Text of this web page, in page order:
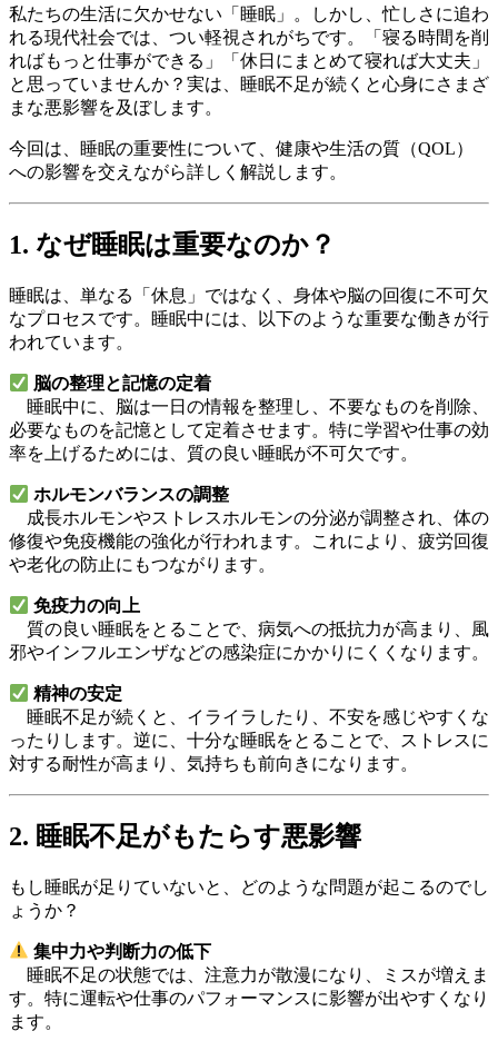
私たちの生活に欠かせない「睡眠」。しかし、忙しさに追わ
れる現代社会では、つい軽視されがちです。「寝る時間を削
ればもっと仕事ができる」「休日にまとめて寝れば大丈夫」
と思っていませんか？実は、睡眠不足が続くと心身にさまざ
まな悪影響を及ぼします。
今回は、睡眠の重要性について、健康や生活の質（QOL）
への影響を交えながら詳しく解説します。
1. なぜ睡眠は重要なのか？
睡眠は、単なる「休息」ではなく、身体や脳の回復に不可欠
なプロセスです。睡眠中には、以下のような重要な働きが行
われています。
脳の整理と記憶の定着
睡眠中に、脳は一日の情報を整理し、不要なものを削除、
必要なものを記憶として定着させます。特に学習や仕事の効
率を上げるためには、質の良い睡眠が不可欠です。
ホルモンバランスの調整
成長ホルモンやストレスホルモンの分泌が調整され、体の
修復や免疫機能の強化が行われます。これにより、疲労回復
や老化の防止にもつながります。
免疫力の向上
質の良い睡眠をとることで、病気への抵抗力が高まり、風
邪やインフルエンザなどの感染症にかかりにくくなります。
精神の安定
睡眠不足が続くと、イライラしたり、不安を感じやすくな
ったりします。逆に、十分な睡眠をとることで、ストレスに
対する耐性が高まり、気持ちも前向きになります。
2. 睡眠不足がもたらす悪影響
もし睡眠が足りていないと、どのような問題が起こるのでし
ょうか？
集中力や判断力の低下
睡眠不足の状態では、注意力が散漫になり、ミスが増えま
す。特に運転や仕事のパフォーマンスに影響が出やすくなり
ます。